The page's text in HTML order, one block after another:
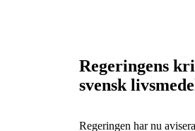
Regeringens
svensk
Regeringen har nu